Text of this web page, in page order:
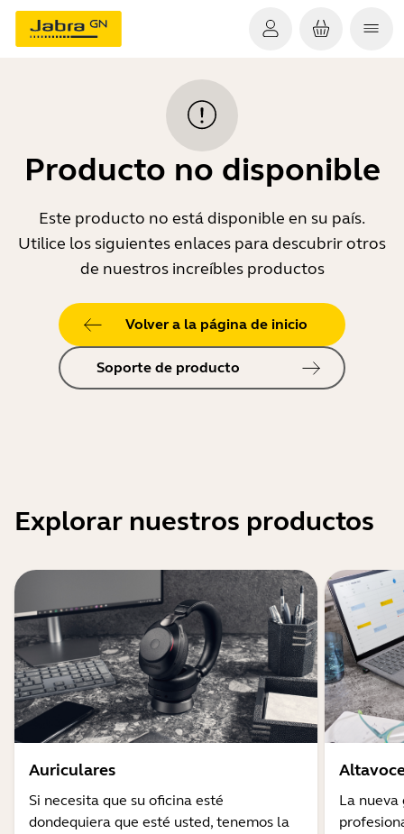
Producto no disponible
Este producto no está disponible en su país.
Utilice los siguientes enlaces para descubrir otros
de nuestros increíbles productos
Volver a la página de inicio
Soporte de producto
Explorar nuestros productos
Auriculares
Si necesita que su oficina esté
dondequiera que esté usted, tenemos la
La nueva